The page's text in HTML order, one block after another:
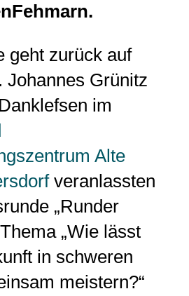
geht zurück auf
Johannes Grünitz
im
Alte
veranlassten
„Runder
„Wie lässt
in schweren
meistern?“